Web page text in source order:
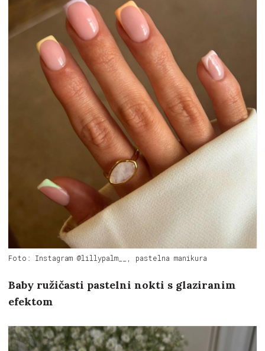
Foto: Instagram @lillypalm__, pastelna manikura
Baby ružičasti pastelni nokti s glaziranim
efektom